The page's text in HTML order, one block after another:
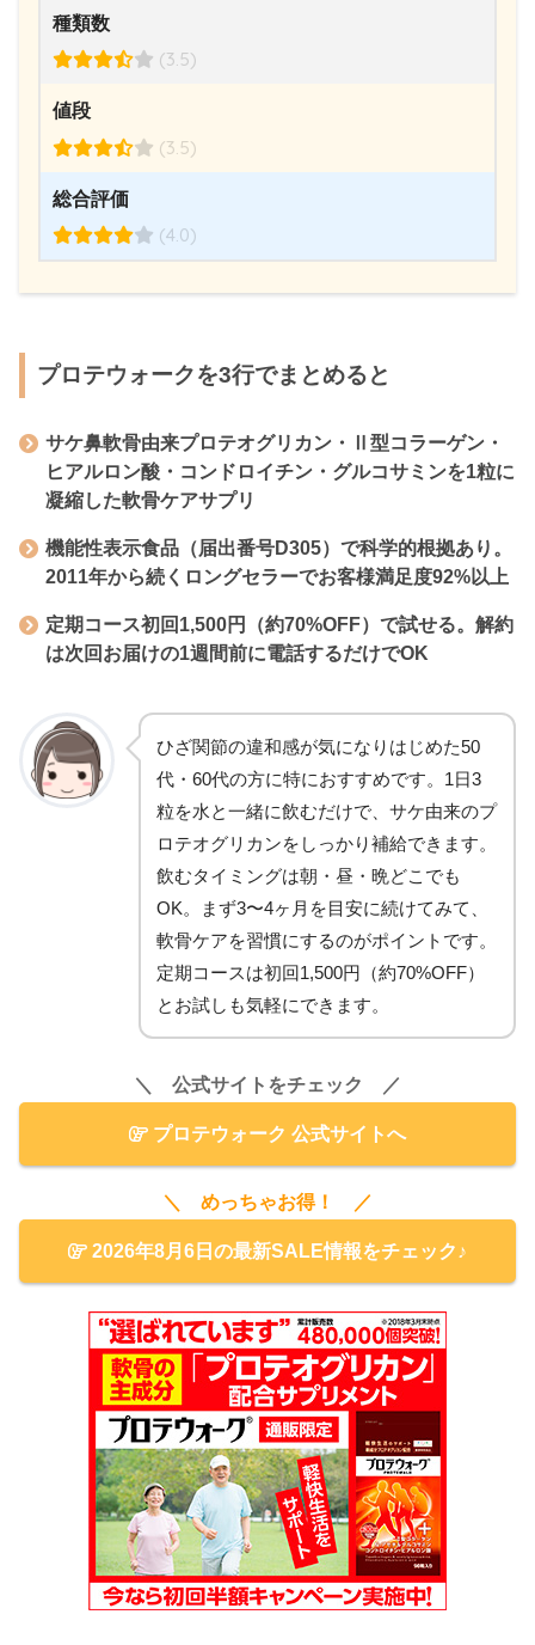
種類数
(3.5)
値段
(3.5)
総合評価
(4.0)
プロテウォークを3行でまとめると
サケ鼻軟骨由来プロテオグリカン・Ⅱ型コラーゲン・
ヒアルロン酸・コンドロイチン・グルコサミンを1粒に
凝縮した軟骨ケアサプリ
機能性表示食品（届出番号D305）で科学的根拠あり。
2011年から続くロングセラーでお客様満足度92%以上
定期コース初回1,500円（約70%OFF）で試せる。解約
は次回お届けの1週間前に電話するだけでOK
ひざ関節の違和感が気になりはじめた50
代・60代の方に特におすすめです。1日3
粒を水と一緒に飲むだけで、サケ由来のプ
ロテオグリカンをしっかり補給できます。
飲むタイミングは朝・昼・晩どこでも
OK。まず3〜4ヶ月を目安に続けてみて、
軟骨ケアを習慣にするのがポイントです。
定期コースは初回1,500円（約70%OFF）
とお試しも気軽にできます。
＼ 公式サイトをチェック ／
プロテウォーク 公式サイトへ
＼ めっちゃお得！ ／
2026年8月6日の最新SALE情報をチェック♪